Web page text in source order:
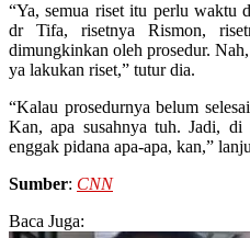
“Ya, semua riset itu perlu waktu
dr Tifa, risetnya Rismon,
dimungkinkan oleh prosedur.
ya lakukan riset,” tutur dia.
“Kalau prosedurnya belum
Kan, apa susahnya tuh. Jadi,
enggak pidana apa-apa, kan,”
Sumber: CNN
Baca Juga: